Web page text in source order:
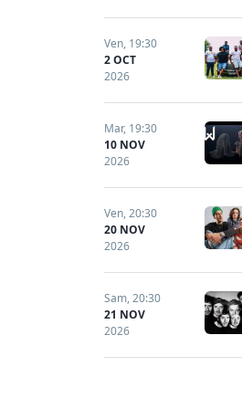
Ven, 19:30
2 OCT
2026
Mar, 19:30
10 NOV
2026
Ven,20:30
20 NOV
2026
Sam,20:30
21 NOV
2026